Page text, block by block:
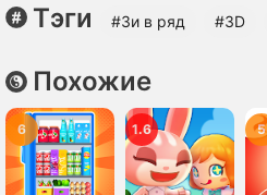
Тэги #3и в ряд #3D
Похожие
6 1.6 5